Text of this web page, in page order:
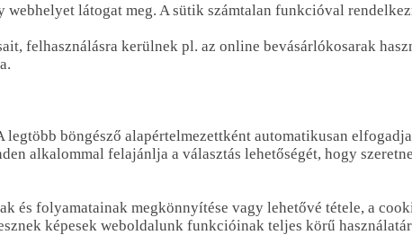
látogat meg. A sütik számtalan funkcióval
felhasználásra kerülnek pl. az online bevásárlókosarak
böngésző alapértelmezettként automatikusan
alkalommal felajánlja a választás lehetőségét, hogy
folyamatainak megkönnyítése vagy lehetővé tétele, a
képesek weboldalunk funkcióinak teljes körű